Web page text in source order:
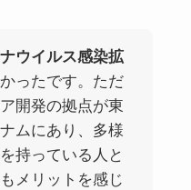
ウイルス感染拡
ったです。ただ
開発の拠点が東
ムにあり、多様
持っている人と
メリットを感じ